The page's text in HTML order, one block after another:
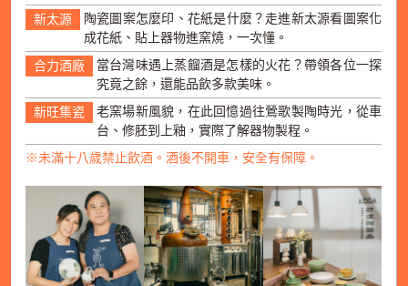
新太源
陶瓷圖案怎麼印、花紙是什麼？走進新太源看圖案化
成花紙、貼上器物進窯燒，一次懂。
合力酒廠
當台灣味遇上蒸餾酒是怎樣的火花？帶領各位一探
究竟之餘，還能品飲多款美味。
新旺集瓷
老窯場新風貌，在此回憶過往鶯歌製陶時光，從車
台、修胚到上釉，實際了解器物製程。
※未滿十八歲禁止飲酒。酒後不開車，安全有保障。